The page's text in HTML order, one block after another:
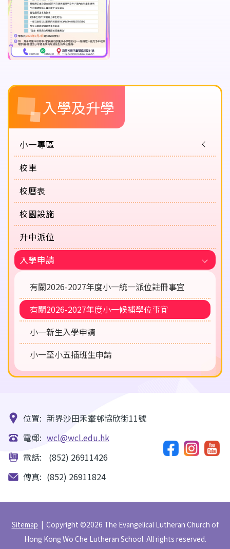
Main
navigation
入學及升學
小一專區
校車
校曆表
校園設施
升中派位
入學申請
有關2026-2027年度小一統一派位註冊事宜
有關2026-2027年度小一候補學位事宜
小一新生入學申請
小一至小五插班生申請
位置: 新界沙田禾輋邨協欣街11號
電郵: wcl@wcl.edu.hk
電話:
(852) 26911426
傳真: (852) 26911824
Sitemap | Copyright ©2026 The Evangelical Lutheran Church of
Hong Kong Wo Che Lutheran School. All rights reserved.